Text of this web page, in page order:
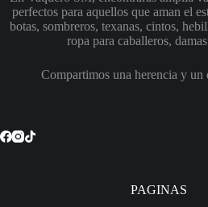
perfectos para aquellos que aman el
botas, sombreros, texanas, cintos,
ropa para caballeros,
Compartimos una herencia y un
PAGINAS